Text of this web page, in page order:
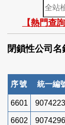
全
站
檢
索
【熱門查
閉鎖性公司名
序號 統一編
6601
6602